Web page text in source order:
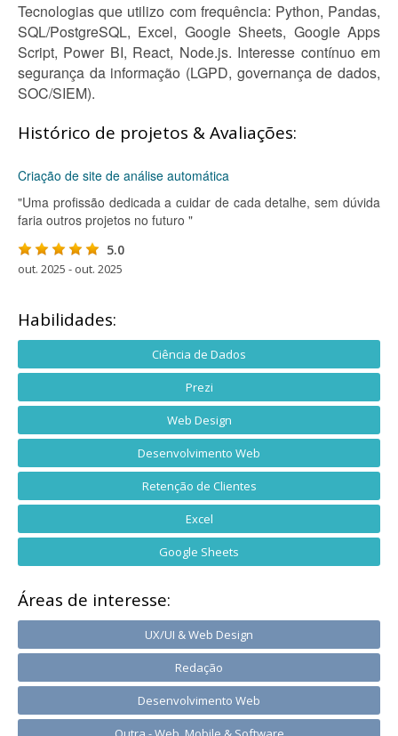
Tecnologias que utilizo com frequência: Python, Pandas,
SQL/PostgreSQL, Excel, Google Sheets, Google Apps
Script, Power BI, React, Node.js. Interesse contínuo em
segurança da informação (LGPD, governança de dados,
SOC/SIEM).
Histórico de projetos & Avaliações:
Criação de site de análise automática
"Uma profissão dedicada a cuidar de cada detalhe, sem dúvida
faria outros projetos no futuro "
5.0
out. 2025 - out. 2025
Habilidades:
Ciência de Dados
Prezi
Web Design
Desenvolvimento Web
Retenção de Clientes
Excel
Google Sheets
Áreas de interesse:
UX/UI & Web Design
Redação
Desenvolvimento Web